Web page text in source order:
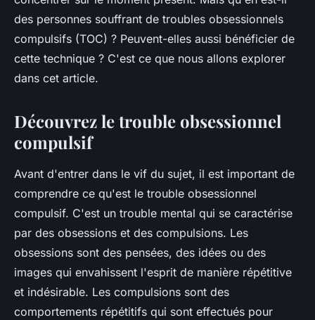
des personnes souffrant de troubles obsessionnels
compulsifs (TOC) ? Peuvent-elles aussi bénéficier de
cette technique ? C'est ce que nous allons explorer
dans cet article.
Découvrez le trouble obsessionnel
compulsif
Avant d'entrer dans le vif du sujet, il est important de
comprendre ce qu'est le trouble obsessionnel
compulsif. C'est un trouble mental qui se caractérise
par des obsessions et des compulsions. Les
obsessions sont des pensées, des idées ou des
images qui envahissent l'esprit de manière répétitive
et indésirable. Les compulsions sont des
comportements répétitifs qui sont effectués pour